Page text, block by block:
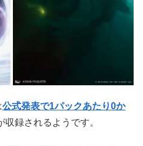
公式発表で1パックあたり0か
収録されるようです。